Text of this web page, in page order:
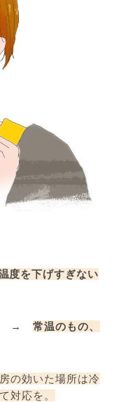
度を下げすぎない
食 →常温のもの、
の効いた場所は冷
対応を。